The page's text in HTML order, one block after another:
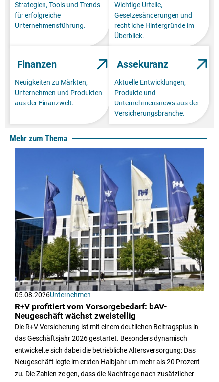
Strategien, Tools und Trends
für erfolgreiche
Unternehmensführung.
Wichtige Urteile,
Gesetzesänderungen und
rechtliche Hintergründe im
Überblick.
Finanzen
Neuigkeiten zu Märkten,
Unternehmen und Produkten
aus der Finanzwelt.
Assekuranz
Aktuelle Entwicklungen,
Produkte und
Unternehmensnews aus der
Versicherungsbranche.
Mehr zum Thema
05.08.2026Unternehmen
R+V profitiert vom Vorsorgebedarf: bAV-
Neugeschäft wächst zweistellig
Die R+V Versicherung ist mit einem deutlichen Beitragsplus in
das Geschäftsjahr 2026 gestartet. Besonders dynamisch
entwickelte sich dabei die betriebliche Altersversorgung: Das
Neugeschäft legte im ersten Halbjahr um mehr als 20 Prozent
zu. Die Zahlen zeigen, dass die Nachfrage nach zusätzlicher